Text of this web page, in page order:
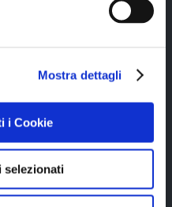
Mostra dettagli
i Cookie
selezionati